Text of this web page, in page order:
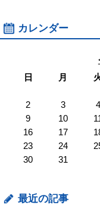
カレンダー
日
月
2
3 4
9
10
16
17
23
24
30
31
最近の記事